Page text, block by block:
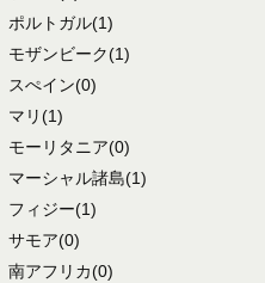
ポルトガル(1)
モザンビーク(1)
スぺイン(0)
マリ(1)
モーリタニア(0)
マーシャル諸島(1)
フィジー(1)
サモア(0)
南アフリカ(0)